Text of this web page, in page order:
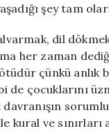
şey tam
dil
her zaman
çünkü anlık
de çocuklarını
ve